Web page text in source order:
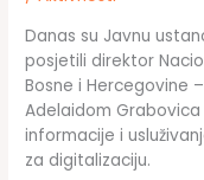
Danas su Javnu
posjetili direktor
Bosne i Hercegovine
Adelaidom
informacije i
za digitalizaciju.